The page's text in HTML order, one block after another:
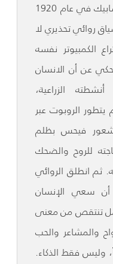
ثم أتي الأديب التشيكي كارِل تشابيك في عام 1920
روائي تحذيري لا
الكمبيوتر نفسه
عن أن الانسان
الزراعية،
يتطور الروبوت عبر
فيحس بظلم
للروح والضحك
ثم انطلق الروائي
أن سعي الإنسان
تنتقص من معنى
والمشاعر والحب
وليس فقط الذكاء.